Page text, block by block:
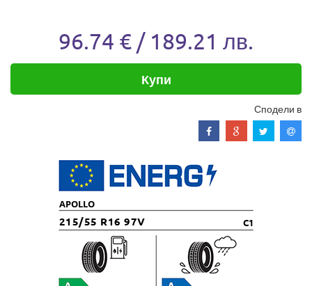
96.74 € / 189.21 лв.
Купи
Сподели в
APOLLO
215/55 R16 97V C1